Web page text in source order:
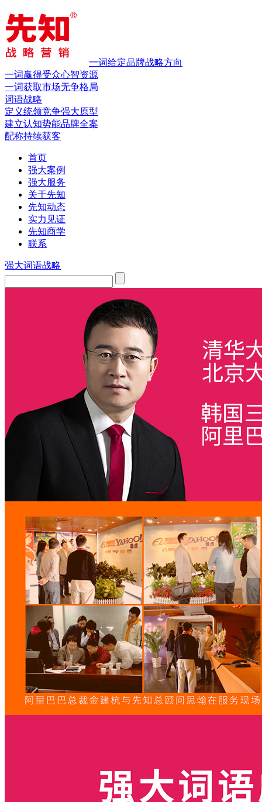
一词给定品牌战略方向
一词赢得受众心智资源
一词获取市场无争格局
词语战略
定义统领竞争强大原型
建立认知势能品牌全案
配称持续获客
首页
强大案例
强大服务
关于先知
先知动态
实力见证
先知商学
联系
强大词语战略